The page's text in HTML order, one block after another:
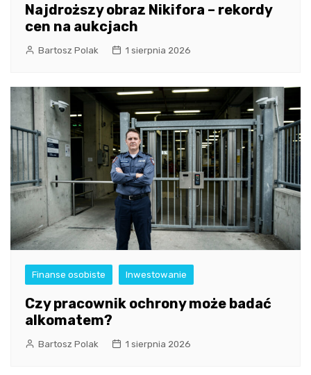
Najdroższy obraz Nikifora – rekordy
cen na aukcjach
Bartosz Polak 1 sierpnia 2026
Finanse osobiste Inwestowanie
Czy pracownik ochrony może badać
alkomatem?
Bartosz Polak 1 sierpnia 2026